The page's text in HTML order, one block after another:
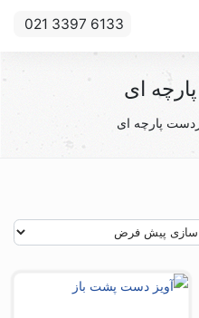
021 3397 6133
ای
پارچه ای